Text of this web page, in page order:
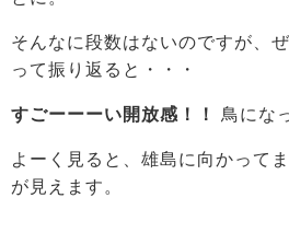
そんなに段数はないのですが、
って振り返ると・・・
すごーーーい開放感！！ 鳥にな
よーく見ると、雄島に向かって
が見えます。